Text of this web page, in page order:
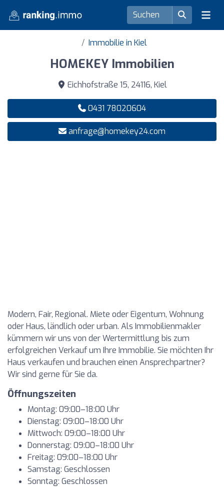
Immobilie in Kiel
HOMEKEY Immobilien
Eichhofstraße 15, 24116, Kiel
0431 78020604
anfrage@homekey24.com
Modern, Fair, Regional. Miete oder Eigentum, Wohnung
oder Haus, ländlich oder urban. Als Immobilienmakler
kümmern wir uns von der Wertermittlung bis zum
erfolgreichen Verkauf um Ihre Immobilie. Sie möchten Ihr
Haus verkaufen und brauchen einen Ansprechpartner?
Wir sind gerne für Sie da.
Öffnungszeiten
Montag: 09:00–18:00 Uhr
Dienstag: 09:00–18:00 Uhr
Mittwoch: 09:00–18:00 Uhr
Donnerstag: 09:00–18:00 Uhr
Freitag: 09:00–18:00 Uhr
Samstag: Geschlossen
Sonntag: Geschlossen